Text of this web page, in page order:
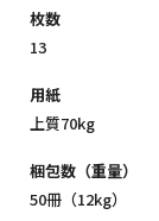
枚数
13
用紙
上質70kg
梱包数（重量）
50冊（12kg）